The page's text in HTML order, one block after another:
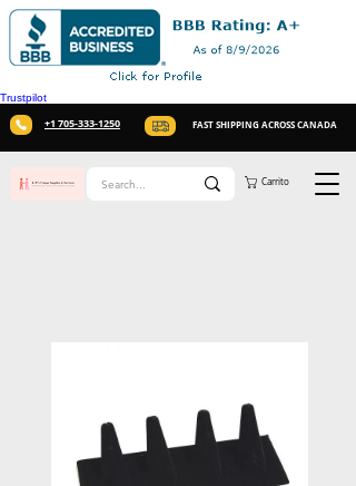
Trustpilot
+1 705-333-1250 FAST SHIPPING ACROSS CANADA
Carrito